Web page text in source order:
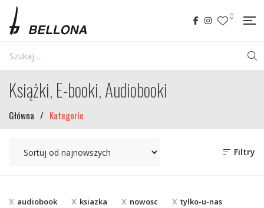
0
Książki, E-booki, Audiobooki
Główna / Kategorie
Filtry
audiobook ksiazka nowosc
tylko-u-nas